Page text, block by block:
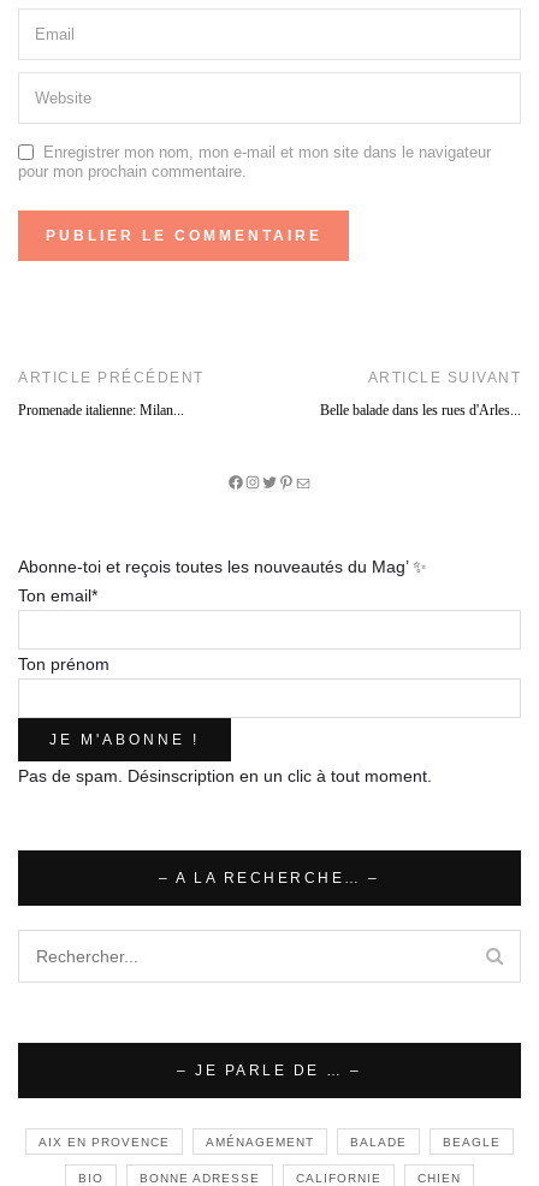
Enregistrer mon nom, mon e-mail et mon site dans le navigateur
pour mon prochain commentaire.
ARTICLE PRÉCÉDENT
Promenade italienne: Milan...
ARTICLE SUIVANT
Belle balade dans les rues d'Arles...
Facebook
Instagram
Twitter
Pinterest
E-
Abonne-toi et reçois toutes les nouveautés du Mag’ ✨
Ton email*
Ton prénom
Pas de spam. Désinscription en un clic à tout moment.
– A LA RECHERCHE… –
– JE PARLE DE … –
AIX EN PROVENCE AMÉNAGEMENT BALADE BEAGLE
BIO BONNE ADRESSE CALIFORNIE CHIEN